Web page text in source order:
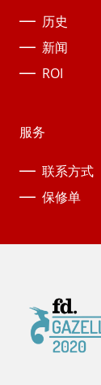
历史
新闻
ROI
服务
联系方式
保修单